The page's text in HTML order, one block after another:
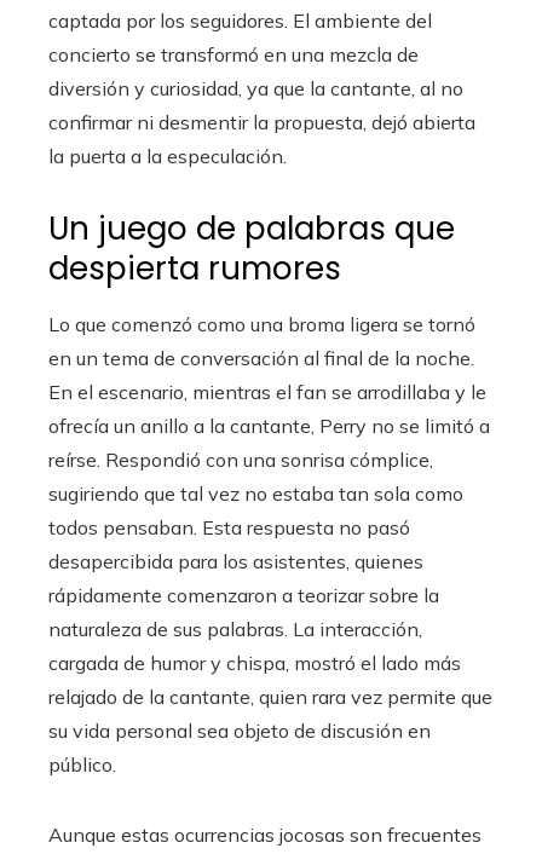
captada por los seguidores. El ambiente del
concierto se transformó en una mezcla de
diversión y curiosidad, ya que la cantante, al no
confirmar ni desmentir la propuesta, dejó abierta
la puerta a la especulación.
Un juego de palabras que
despierta rumores
Lo que comenzó como una broma ligera se tornó
en un tema de conversación al final de la noche.
En el escenario, mientras el fan se arrodillaba y le
ofrecía un anillo a la cantante, Perry no se limitó a
reírse. Respondió con una sonrisa cómplice,
sugiriendo que tal vez no estaba tan sola como
todos pensaban. Esta respuesta no pasó
desapercibida para los asistentes, quienes
rápidamente comenzaron a teorizar sobre la
naturaleza de sus palabras. La interacción,
cargada de humor y chispa, mostró el lado más
relajado de la cantante, quien rara vez permite que
su vida personal sea objeto de discusión en
público.
Aunque estas ocurrencias jocosas son frecuentes